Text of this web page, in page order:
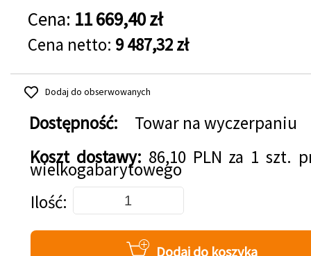
Cena: 11 669,40 zł
Cena netto: 9 487,32 zł
Dodaj do obserwowanych
Dostępność:
Towar na wyczerpaniu
Koszt dostawy: 86,10 PLN za 1 szt.
wielkogabarytowego
Dodaj do koszyka
Ilość
Dodaj do koszyka